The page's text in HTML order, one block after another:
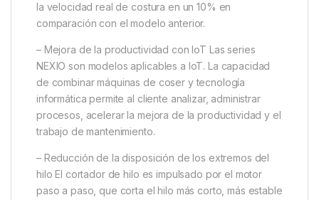
la velocidad real de costura en un 10% en
comparación con el modelo anterior.
– Mejora de la productividad con IoT Las series
NEXIO son modelos aplicables a IoT. La capacidad
de combinar máquinas de coser y tecnología
informática permite al cliente analizar, administrar
procesos, acelerar la mejora de la productividad y el
trabajo de mantenimiento.
– Reducción de la disposición de los extremos del
hilo El cortador de hilo es impulsado por el motor
paso a paso, que corta el hilo más corto, más estable